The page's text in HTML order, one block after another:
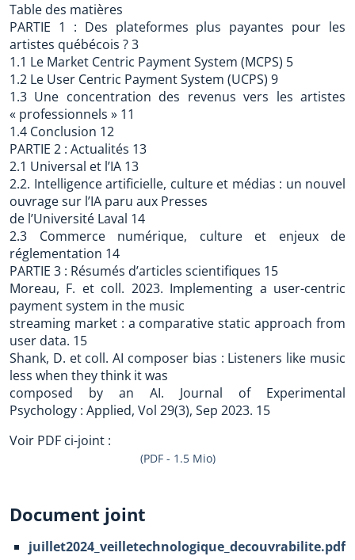
Table des matières
PARTIE 1 : Des plateformes plus payantes pour les
artistes québécois ? 3
1.1 Le Market Centric Payment System (MCPS) 5
1.2 Le User Centric Payment System (UCPS) 9
1.3 Une concentration des revenus vers les artistes
« professionnels » 11
1.4 Conclusion 12
PARTIE 2 : Actualités 13
2.1 Universal et l’IA 13
2.2. Intelligence artificielle, culture et médias : un nouvel
ouvrage sur l’IA paru aux Presses
de l’Université Laval 14
2.3 Commerce numérique, culture et enjeux de
réglementation 14
PARTIE 3 : Résumés d’articles scientifiques 15
Moreau, F. et coll. 2023. Implementing a user-centric
payment system in the music
streaming market : a comparative static approach from
user data. 15
Shank, D. et coll. AI composer bias : Listeners like music
less when they think it was
composed by an AI. Journal of Experimental
Psychology : Applied, Vol 29(3), Sep 2023. 15
Voir PDF ci-joint :
(PDF - 1.5 Mio)
Document joint
juillet2024_veilletechnologique_decouvrabilite.pdf